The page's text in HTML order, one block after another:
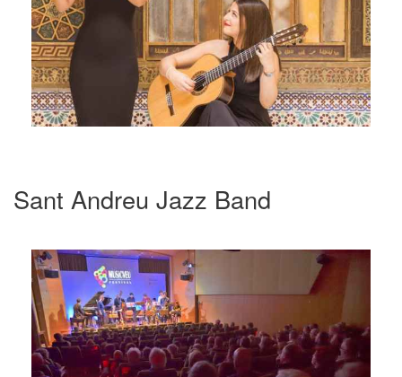
Sant Andreu Jazz Band